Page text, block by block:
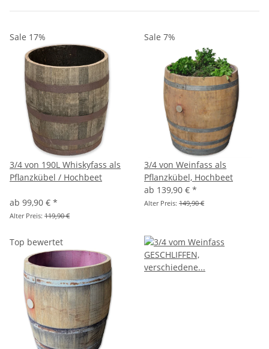
Sale 17%
3/4 von 190L Whiskyfass als
Pflanzkübel / Hochbeet
ab 99,90 € *
Alter Preis: 119,90 €
Sale 7%
3/4 von Weinfass als
Pflanzkübel, Hochbeet
ab 139,90 € *
Alter Preis: 149,90 €
Top bewertet